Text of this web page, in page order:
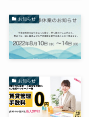
お知らせ
お知らせ